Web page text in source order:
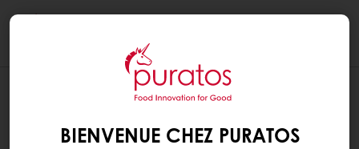
BIENVENUE CHEZ PURATOS